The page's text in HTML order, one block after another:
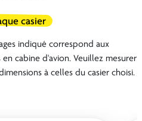
casier
indiqué correspond aux
cabine d'avion. Veuillez mesurer
à celles du casier choisi.